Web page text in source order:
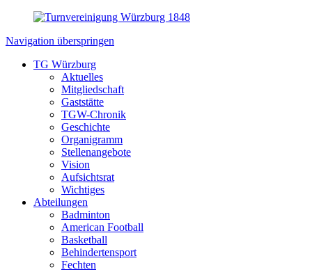
Navigation überspringen
TG Würzburg
Aktuelles
Mitgliedschaft
Gaststätte
TGW-Chronik
Geschichte
Organigramm
Stellenangebote
Vision
Aufsichtsrat
Wichtiges
Abteilungen
Badminton
American Football
Basketball
Behindertensport
Fechten